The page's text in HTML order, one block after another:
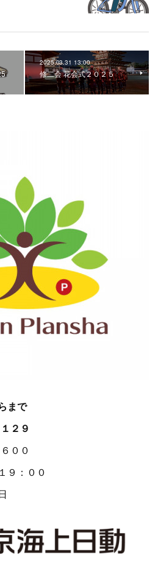
2025.03.31 13:00
修二会 花会式２０２５
まで
２９
００
９：００